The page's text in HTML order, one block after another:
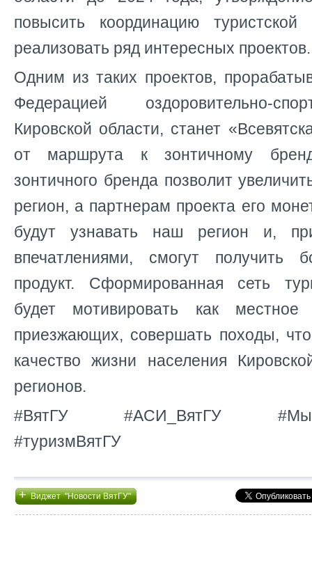
повысить координацию
реализовать ряд интересных проектов.
Одним из таких проектов,
Федерацией оздоровительно-
Кировской области, станет
от маршрута к зонтичному
зонтичного бренда позволит
регион, а партнерам проекта его
будут узнавать наш регион и,
впечатлениями, смогут получить
продукт. Сформированная сеть
будет мотивировать как
приезжающих, совершать походы,
качество жизни населения
регионов.
#ВятГУ #АСИ_ВятГУ
#туризмВятГУ
+Виджет "Новости ВятГУ"